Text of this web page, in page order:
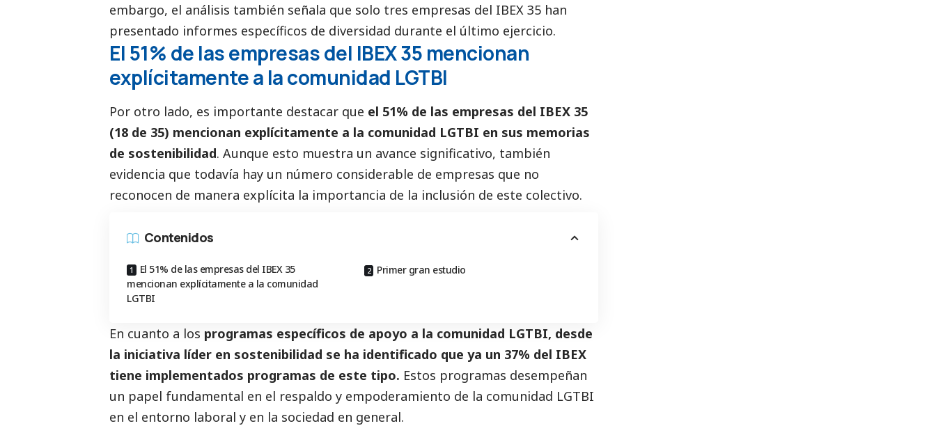
embargo, el análisis también señala que solo tres empresas del IBEX 35 han
presentado informes específicos de diversidad durante el último ejercicio.
El 51% de las empresas del IBEX 35 mencionan
explícitamente a la comunidad LGTBI
Por otro lado, es importante destacar que el 51% de las empresas del IBEX 35
(18 de 35) mencionan explícitamente a la comunidad LGTBI en sus memorias
de sostenibilidad. Aunque esto muestra un avance significativo, también
evidencia que todavía hay un número considerable de empresas que no
reconocen de manera explícita la importancia de la inclusión de este colectivo.
Contenidos
El 51% de las empresas del IBEX 35
mencionan explícitamente a la comunidad
LGTBI
Primer gran estudio
En cuanto a los programas específicos de apoyo a la comunidad LGTBI, desde
la iniciativa líder en sostenibilidad se ha identificado que ya un 37% del IBEX
tiene implementados programas de este tipo. Estos programas desempeñan
un papel fundamental en el respaldo y empoderamiento de la comunidad LGTBI
en el entorno laboral y en la sociedad en general.